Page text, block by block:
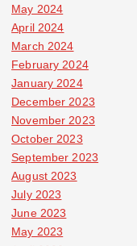
May 2024
April 2024
March 2024
February 2024
January 2024
December 2023
November 2023
October 2023
September 2023
August 2023
July 2023
June 2023
May 2023